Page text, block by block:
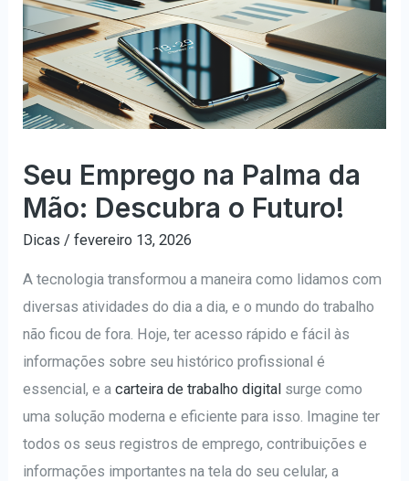
Seu Emprego na Palma da
Mão: Descubra o Futuro!
Dicas /fevereiro 13, 2026
A tecnologia transformou a maneira como lidamos com
diversas atividades do dia a dia, e o mundo do trabalho
não ficou de fora. Hoje, ter acesso rápido e fácil às
informações sobre seu histórico profissional é
essencial, e acarteira de trabalho digital surge como
uma solução moderna e eficiente para isso. Imagine ter
todos os seus registros de emprego, contribuições e
informações importantes na tela do seu celular, a